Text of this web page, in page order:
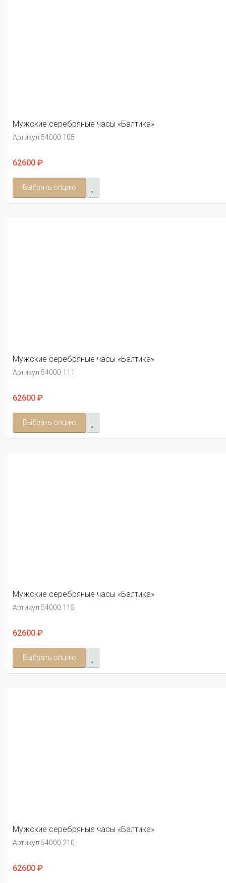
Мужские серебряные часы «Балтика»
Артикул:54000.105
62600 ₽
Выбрать опцию
Мужские серебряные часы «Балтика»
Артикул:54000.111
62600 ₽
Выбрать опцию
Мужские серебряные часы «Балтика»
Артикул:54000.115
62600 ₽
Выбрать опцию
Мужские серебряные часы «Балтика»
Артикул:54000.210
62600 ₽